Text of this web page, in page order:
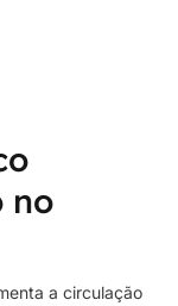
no
a circulação